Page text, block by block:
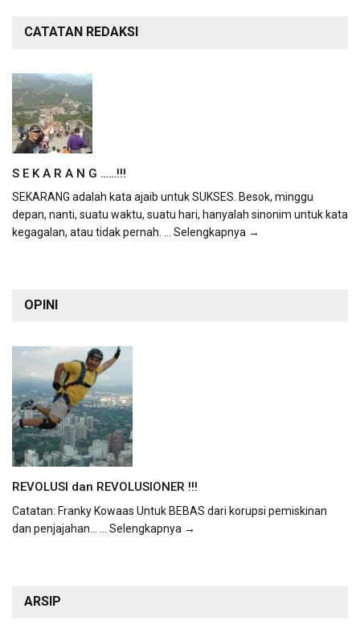
CATATAN REDAKSI
S E K A R A N G ……!!!
SEKARANG adalah kata ajaib untuk SUKSES. Besok, minggu
depan, nanti, suatu waktu, suatu hari, hanyalah sinonim untuk kata
kegagalan, atau tidak pernah.
... Selengkapnya →
OPINI
REVOLUSI dan REVOLUSIONER !!!
Catatan: Franky Kowaas Untuk BEBAS dari korupsi pemiskinan
dan penjajahan...
... Selengkapnya →
ARSIP